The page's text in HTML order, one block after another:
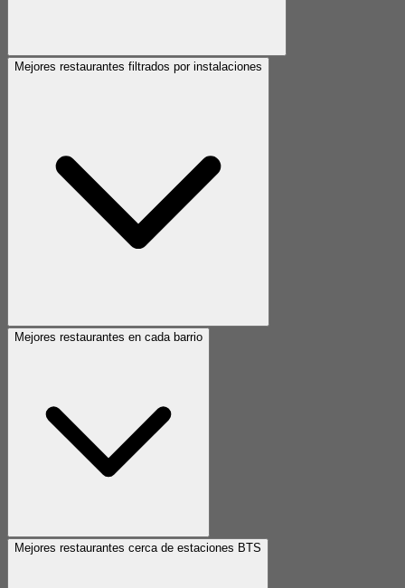
Mejores restaurantes filtrados por instalaciones
Mejores restaurantes en cada barrio
Mejores restaurantes cerca de estaciones BTS